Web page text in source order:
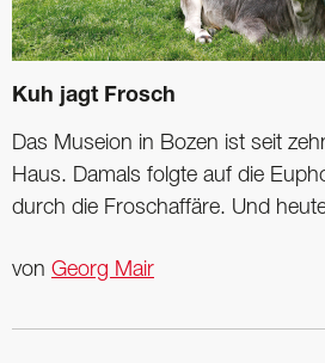
Kuh jagt Frosch
Das Museion in Bozen ist seit
Haus. Damals folgte auf die
durch die Frosch­affäre. Und
von Georg Mair